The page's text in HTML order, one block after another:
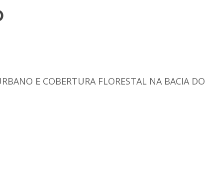
E COBERTURA FLORESTAL NA BACIA